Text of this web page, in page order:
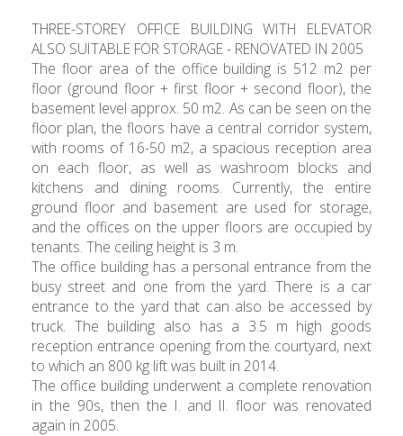
THREE-STOREY OFFICE BUILDING WITH ELEVATOR
ALSO SUITABLE FOR STORAGE - RENOVATED IN 2005
The floor area of ​​the office building is 512 m2 per
floor (ground floor + first floor + second floor), the
basement level approx. 50 m2. As can be seen on the
floor plan, the floors have a central corridor system,
with rooms of 16-50 m2, a spacious reception area
on each floor, as well as washroom blocks and
kitchens and dining rooms. Currently, the entire
ground floor and basement are used for storage,
and the offices on the upper floors are occupied by
tenants. The ceiling height is 3 m.
The office building has a personal entrance from the
busy street and one from the yard. There is a car
entrance to the yard that can also be accessed by
truck. The building also has a 3.5 m high goods
reception entrance opening from the courtyard, next
to which an 800 kg lift was built in 2014.
The office building underwent a complete renovation
in the 90s, then the I. and II. floor was renovated
again in 2005.